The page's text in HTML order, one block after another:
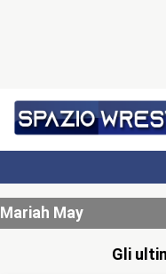
Mariah May
Gli